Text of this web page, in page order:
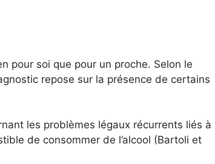
pour soi que pour un proche. Selon le
repose sur la présence de certains
les problèmes légaux récurrents liés à
de consommer de l’alcool (Bartoli et